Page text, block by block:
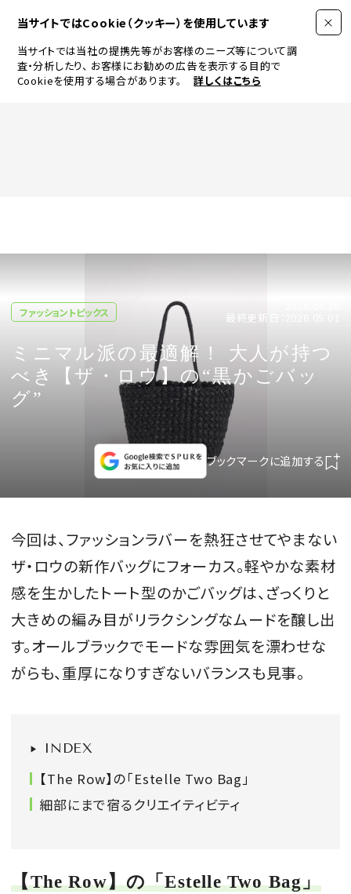
当サイトではCookie（クッキー）を使用しています
当サイトでは当社の提携先等がお客様のニーズ等について調
査・分析したり、 お客様にお勧めの広告を表示する目的で
Cookieを使用する場合があります。
詳しくはこちら
LIFESTYLE
CULTURE
CELEBRITY
COLLECTION
WEDDING
FORTUNE
SDGs
MAGAZINE
Log in or Sign up
SPUR読者のためのメンバーシッププログラム
ログイン・新規会員登録
ファッショントピックス 最終更新日：2026.05.01
ミニマル派の最適解！ 大人が持つ
べき【ザ・ロウ】の“黒かごバッ
グ”
ブックマークに追加する
今回は、ファッションラバーを熱狂させてやまない
ザ・ロウの新作バッグにフォーカス。軽やかな素材
感を生かしたトート型のかごバッグは、ざっくりと
大きめの編み目がリラクシングなムードを醸し出
す。オールブラックでモードな雰囲気を漂わせな
がらも、重厚になりすぎないバランスも見事。
INDEX
【The Row】の「Estelle Two Bag」
細部にまで宿るクリエイティビティ
【The Row】の「Estelle Two Bag」